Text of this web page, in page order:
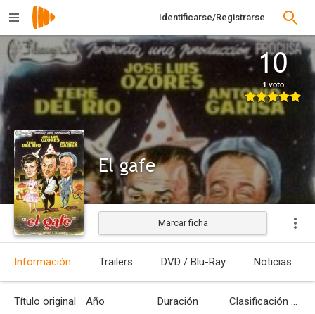
Identificarse/Registrarse
10
1 voto
El gafe
Estrenada
Marcar ficha
Información Trailers DVD / Blu-Ray Noticias
Título original Año Duración Clasificación por edades